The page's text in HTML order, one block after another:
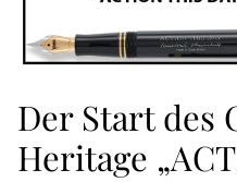
Der Start des
Heritage